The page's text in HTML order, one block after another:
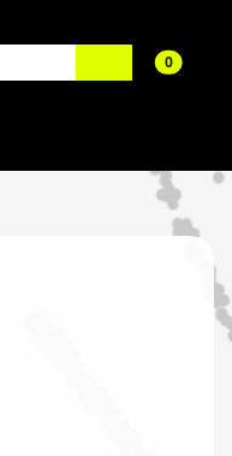
0aantal